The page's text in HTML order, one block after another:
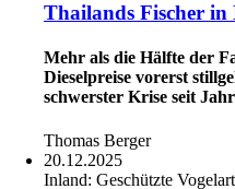
Thailands Fischer in
Mehr als die Hälfte der
Dieselpreise vorerst
schwerster Krise seit
Thomas Berger
20.12.2025
Inland: Geschützte Vogelart